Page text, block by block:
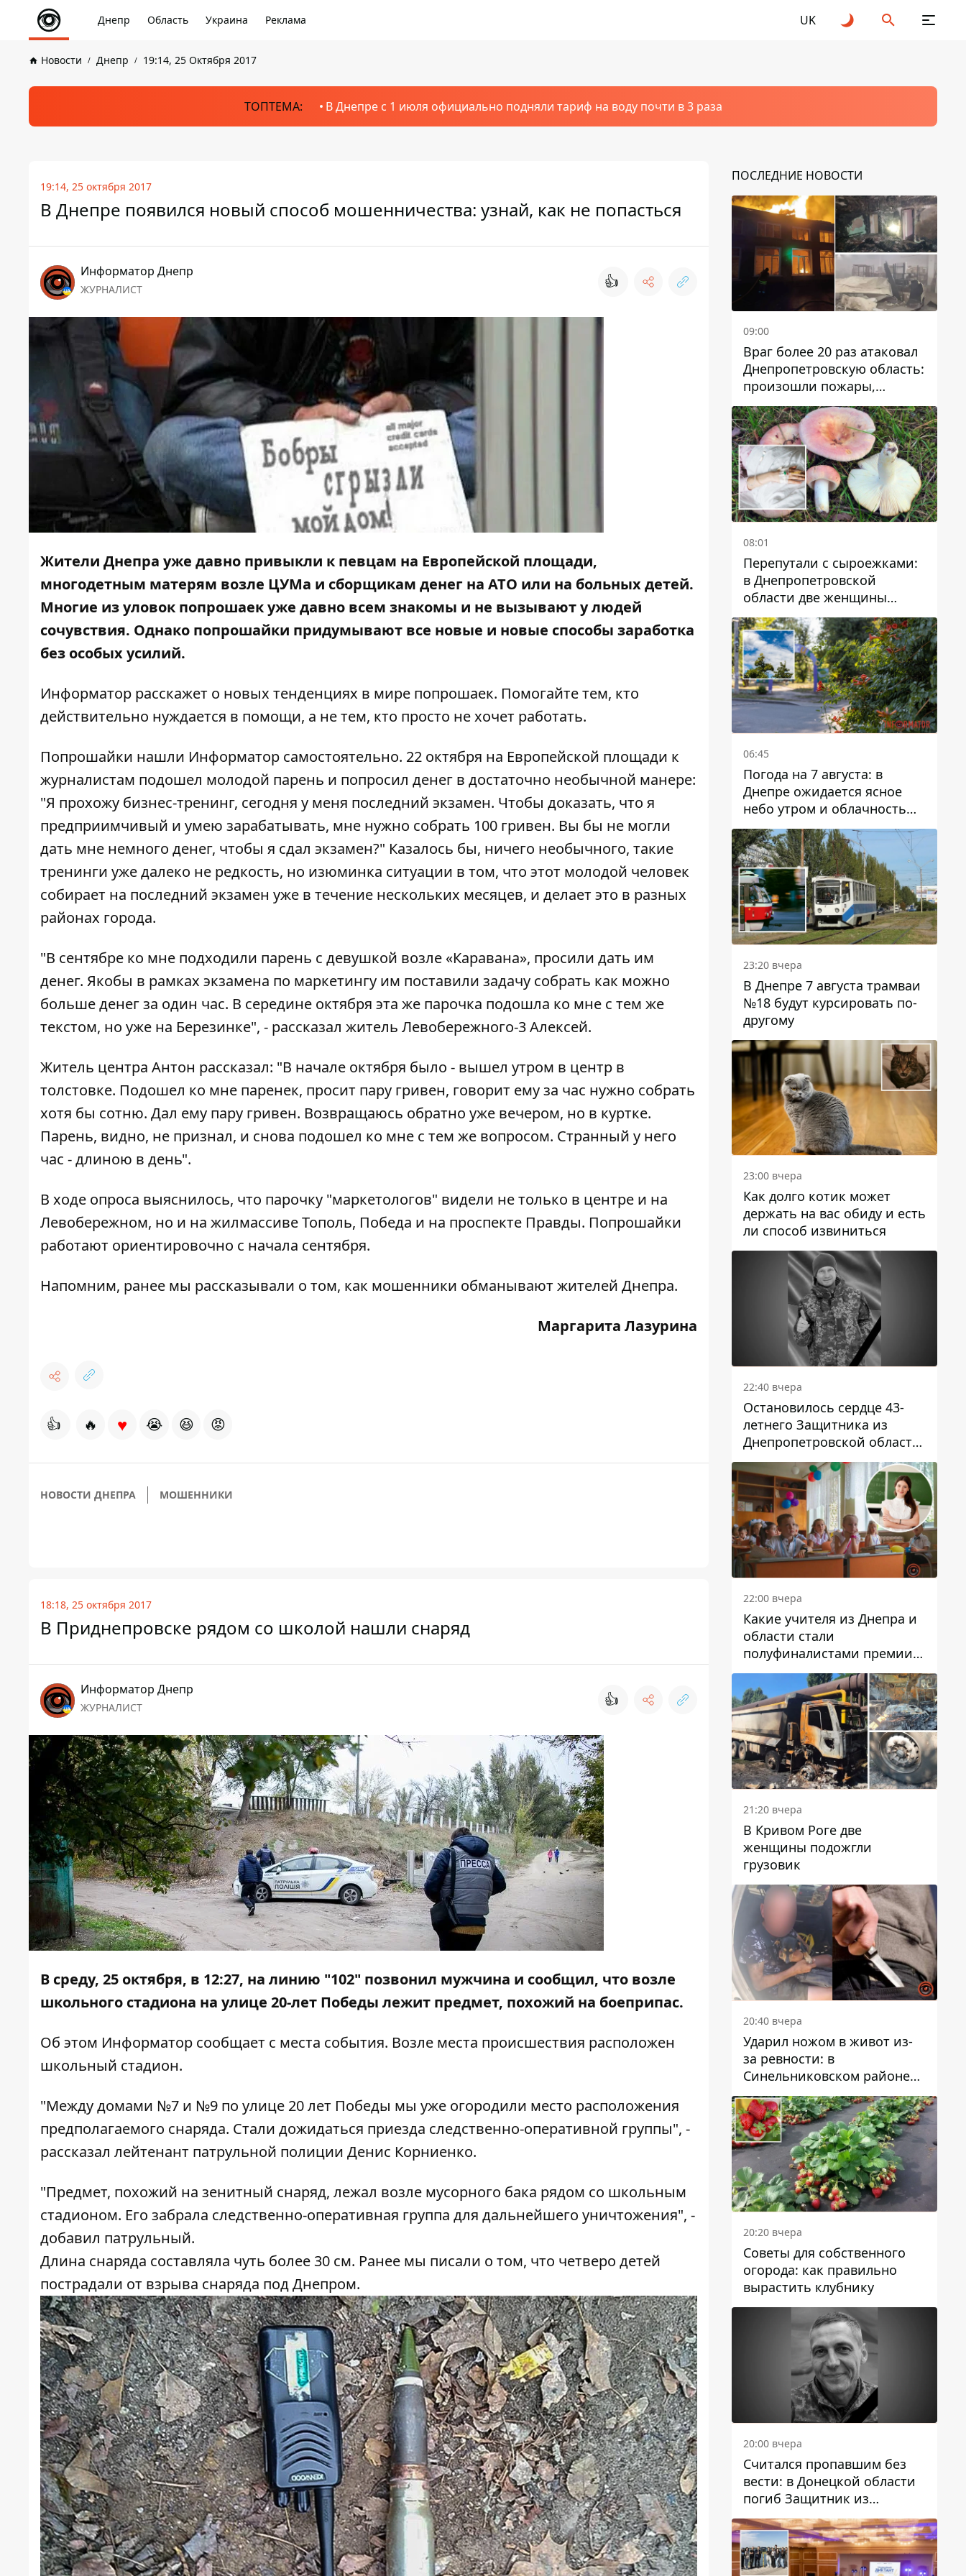
Днепр Область Украина Реклама UK
Новости Днепр 19:14, 25 Октября 2017
ТОПТЕМА: В Днепре с 1 июля официально подняли тариф на воду почти в 3 раза
19:14, 25 октября 2017
В Днепре появился новый способ мошенничества: узнай, как не попасться
Информатор Днепр
ЖУРНАЛИСТ 👍
Жители Днепра уже давно привыкли к певцам на Европейской площади,
многодетным матерям возле ЦУМа и сборщикам денег на АТО или на больных детей.
Многие из уловок попрошаек уже давно всем знакомы и не вызывают у людей
сочувствия. Однако попрошайки придумывают все новые и новые способы заработка
без особых усилий.
Информатор расскажет о новых тенденциях в мире попрошаек. Помогайте тем, кто
действительно нуждается в помощи, а не тем, кто просто не хочет работать.
Попрошайки нашли Информатор самостоятельно. 22 октября на Европейской площади к
журналистам подошел молодой парень и попросил денег в достаточно необычной манере:
"Я прохожу бизнес-тренинг, сегодня у меня последний экзамен. Чтобы доказать, что я
предприимчивый и умею зарабатывать, мне нужно собрать 100 гривен. Вы бы не могли
дать мне немного денег, чтобы я сдал экзамен?" Казалось бы, ничего необычного, такие
тренинги уже далеко не редкость, но изюминка ситуации в том, что этот молодой человек
собирает на последний экзамен уже в течение нескольких месяцев, и делает это в разных
районах города.
"В сентябре ко мне подходили парень с девушкой возле «Каравана», просили дать им
денег. Якобы в рамках экзамена по маркетингу им поставили задачу собрать как можно
больше денег за один час. В середине октября эта же парочка подошла ко мне с тем же
текстом, но уже на Березинке", - рассказал житель Левобережного-3 Алексей.
Житель центра Антон рассказал: "В начале октября было - вышел утром в центр в
толстовке. Подошел ко мне паренек, просит пару гривен, говорит ему за час нужно собрать
хотя бы сотню. Дал ему пару гривен. Возвращаюсь обратно уже вечером, но в куртке.
Парень, видно, не признал, и снова подошел ко мне с тем же вопросом. Странный у него
час - длиною в день".
В ходе опроса выяснилось, что парочку "маркетологов" видели не только в центре и на
Левобережном, но и на жилмассиве Тополь, Победа и на проспекте Правды. Попрошайки
работают ориентировочно с начала сентября.
Напомним, ранее мы рассказывали о том, как мошенники обманывают жителей Днепра.
Маргарита Лазурина
👍 🔥 ♥ 😭 😆 😡
НОВОСТИ ДНЕПРА МОШЕННИКИ
18:18, 25 октября 2017
В Приднепровске рядом со школой нашли снаряд
Информатор Днепр
ЖУРНАЛИСТ 👍
В среду, 25 октября, в 12:27, на линию "102" позвонил мужчина и сообщил, что возле
школьного стадиона на улице 20-лет Победы лежит предмет, похожий на боеприпас.
Об этом Информатор сообщает с места события. Возле места происшествия расположен
школьный стадион.
"Между домами №7 и №9 по улице 20 лет Победы мы уже огородили место расположения
предполагаемого снаряда. Стали дожидаться приезда следственно-оперативной группы", -
рассказал лейтенант патрульной полиции Денис Корниенко.
"Предмет, похожий на зенитный снаряд, лежал возле мусорного бака рядом со школьным
стадионом. Его забрала следственно-оперативная группа для дальнейшего уничтожения", -
добавил патрульный.
Длина снаряда составляла чуть более 30 см. Ранее мы писали о том, что четверо детей
пострадали от взрыва снаряда под Днепром.
ПОСЛЕДНИЕ НОВОСТИ
09:00
Враг более 20 раз атаковал
Днепропетровскую область:
произошли пожары,
повреждены дома,
инфраструктура и авто
08:01
Перепутали с сыроежками:
в Днепропетровской
области две женщины
отравились грибами
06:45
Погода на 7 августа: в
Днепре ожидается ясное
небо утром и облачность
после обеда
23:20 вчера
В Днепре 7 августа трамваи
№18 будут курсировать по-
другому
23:00 вчера
Как долго котик может
держать на вас обиду и есть
ли способ извиниться
22:40 вчера
Остановилось сердце 43-
летнего Защитника из
Днепропетровской области
Евгения Зинченко
22:00 вчера
Какие учителя из Днепра и
области стали
полуфиналистами премии
Global Teacher Prize Ukraine
2026
21:20 вчера
В Кривом Роге две
женщины подожгли
грузовик
20:40 вчера
Ударил ножом в живот из-
за ревности: в
Синельниковском районе
задержали 49-летнего
мужчину за убийство
20:20 вчера
Советы для собственного
огорода: как правильно
вырастить клубнику
20:00 вчера
Считался пропавшим без
вести: в Донецкой области
погиб Защитник из
Каменского Антон
Красовский